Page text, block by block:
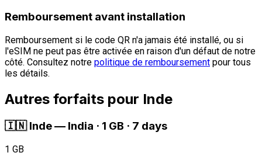
Remboursement avant installation
Remboursement si le code QR n'a jamais été installé, ou si
l'eSIM ne peut pas être activée en raison d'un défaut de notre
côté. Consultez notre politique de remboursement pour tous
les détails.
Autres forfaits pour Inde
🇮🇳 Inde— India · 1 GB · 7 days
1 GB